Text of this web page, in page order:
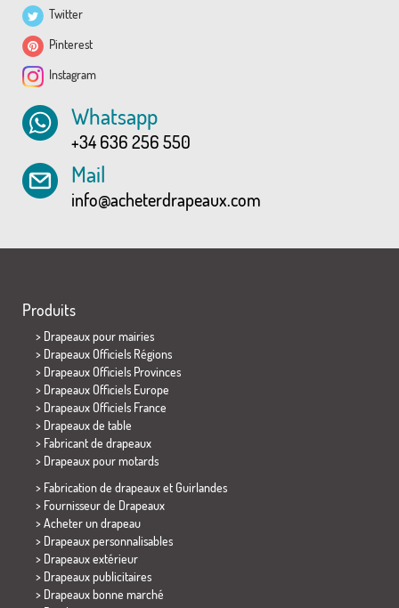
Twitter
Pinterest
Instagram
Whatsapp
+34 636 256 550
Mail
info@acheterdrapeaux.com
Produits
> Drapeaux pour mairies
> Drapeaux Officiels Régions
> Drapeaux Officiels Provinces
> Drapeaux Officiels Europe
> Drapeaux Officiels France
> Drapeaux de table
> Fabricant de drapeaux
> Drapeaux pour motards
> Fabrication de drapeaux et Guirlandes
> Fournisseur de Drapeaux
> Acheter un drapeau
> Drapeaux personnalisables
> Drapeaux extérieur
> Drapeaux publicitaires
> Drapeaux bonne marché